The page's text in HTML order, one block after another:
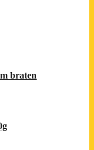
braten